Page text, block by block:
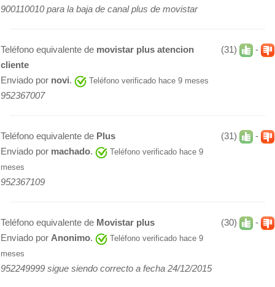
900110010 para la baja de canal plus de movistar
(31) -
Teléfono equivalente de movistar plus atencion
cliente
Enviado por novi. Teléfono verificado hace 9 meses
952367007
(31) -
Teléfono equivalente de Plus
Enviado por machado.
Teléfono verificado hace 9
meses
952367109
(30) -
Teléfono equivalente de Movistar plus
Enviado por Anonimo.
Teléfono verificado hace 9
meses
952249999 sigue siendo correcto a fecha 24/12/2015